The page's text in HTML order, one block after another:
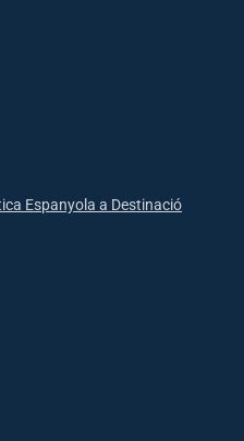
Espanyola a Destinació